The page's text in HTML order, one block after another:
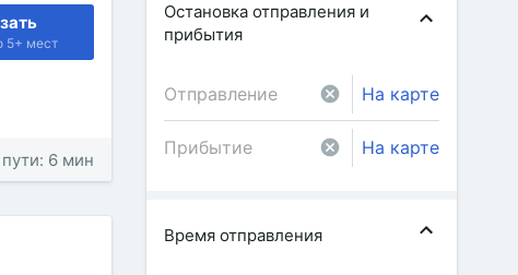
5+ мест
6 мин
Остановка отправления и
прибытия
На карте
На карте
Время отправления